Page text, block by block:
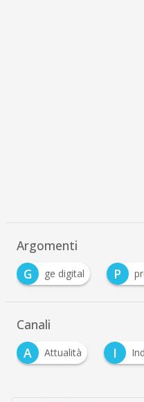
Argomenti
G
ge digital P
Canali
A
Attualità I